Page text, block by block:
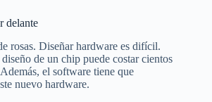
delante
rosas. Diseñar hardware es difícil.
de un chip puede costar cientos
el software tiene que
nuevo hardware.